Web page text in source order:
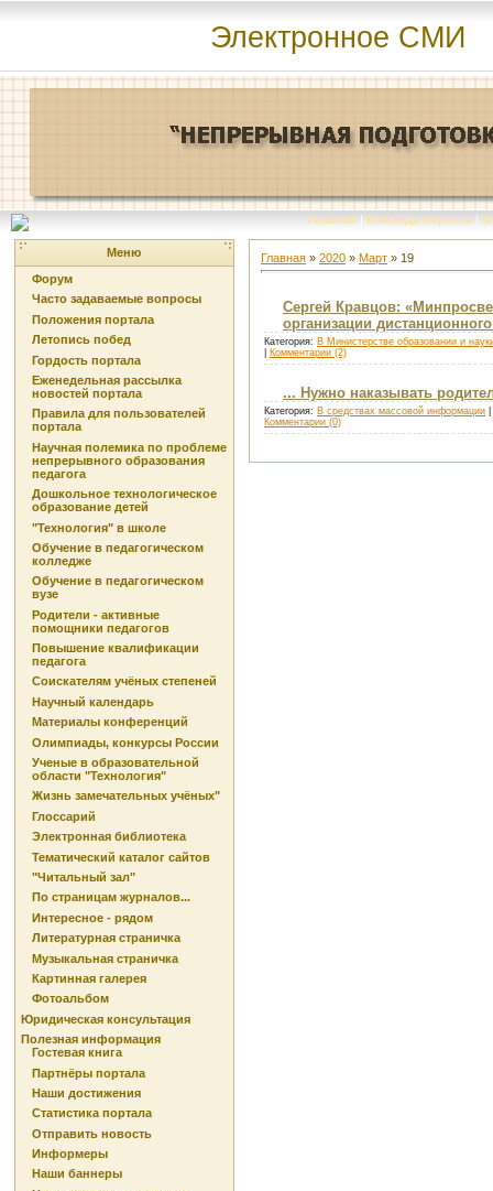
Электронное СМИ
Главная | Команда портала | О
Меню
Форум
Часто задаваемые вопросы
Положения портала
Летопись побед
Гордость портала
Еженедельная рассылка
новостей портала
Правила для пользователей
портала
Научная полемика по проблеме
непрерывного образования
педагога
Дошкольное технологическое
образование детей
"Технология" в школе
Обучение в педагогическом
колледже
Обучение в педагогическом
вузе
Родители - активные
помощники педагогов
Повышение квалификации
педагога
Соискателям учёных степеней
Научный календарь
Материалы конференций
Олимпиады, конкурсы России
Ученые в образовательной
области "Технология"
Жизнь замечательных учёных"
Глоссарий
Электронная библиотека
Тематический каталог сайтов
"Читальный зал"
По страницам журналов...
Интересное - рядом
Литературная страничка
Музыкальная страничка
Картинная галерея
Фотоальбом
Юридическая консультация
Полезная информация
Гостевая книга
Партнёры портала
Наши достижения
Статистика портала
Отправить новость
Информеры
Наши баннеры
Главная » 2020 » Март » 19
Сергей Кравцов:
организации
Категория: В Министерстве образовании и
Комментарии (2)
... Нужно наказывать
Категория: В средствах массовой информации
Комментарии (0)